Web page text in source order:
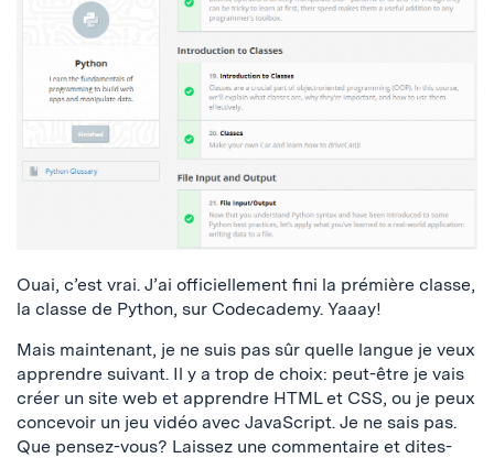
Ouai, c’est vrai. J’ai officiellement fini la prémière classe,
la classe de Python, sur Codecademy. Yaaay!
Mais maintenant, je ne suis pas sûr quelle langue je veux
apprendre suivant. Il y a trop de choix: peut-être je vais
créer un site web et apprendre HTML et CSS, ou je peux
concevoir un jeu vidéo avec JavaScript. Je ne sais pas.
Que pensez-vous? Laissez une commentaire et dites-